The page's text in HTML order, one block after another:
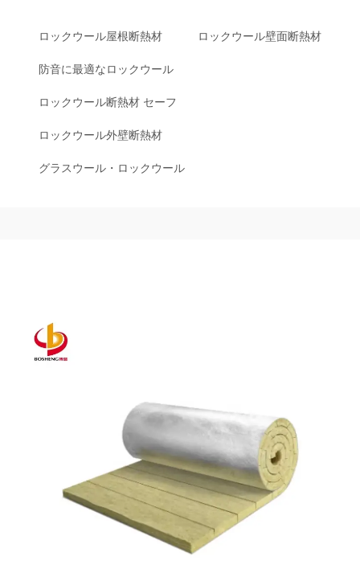
ロックウール屋根断熱材 ロックウール壁面断熱材
防音に最適なロックウール
ロックウール断熱材 セーフ
ロックウール外壁断熱材
グラスウール・ロックウール